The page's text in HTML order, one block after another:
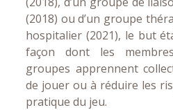
(2018) ou d’un groupe
hospitalier (2021), le but
façon dont les
groupes apprennent
de jouer ou à réduire les
pratique du jeu.